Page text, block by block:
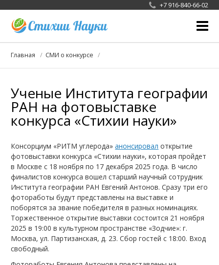
+7 916-840-66-02
О фотоконкурсе
Жюри
Галерея
Новости конкурса
Сотрудничество
Главная СМИ о конкурсе
Ученые Института географии
РАН на фотовыставке
конкурса «Стихии науки»
Консорциум «РИТМ углерода»анонсировал открытие
фотовыставки конкурса «Стихии науки», которая пройдет
в Москве с 18 ноября по 17 декабря 2025 года. В число
финалистов конкурса вошел старший научный сотрудник
Института географии РАН Евгений Антонов. Сразу три его
фотоработы будут представлены на выставке и
поборятся за звание победителя в разных номинациях.
Торжественное открытие выставки состоится 21 ноября
2025 в 19:00 в культурном пространстве «Зодчие»: г.
Москва, ул. Партизанская, д. 23. Сбор гостей с 18:00. Вход
свободный.